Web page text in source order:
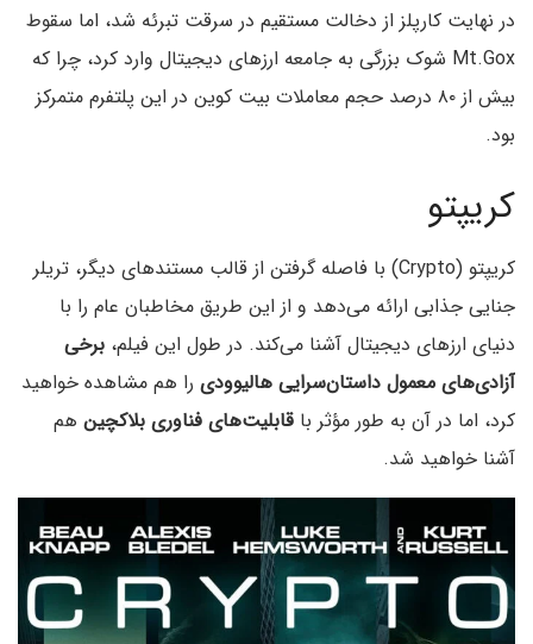
در نهایت کارپلز از دخالت مستقیم در سرقت تبرئه شد، اما سقوط
Mt.Gox شوک بزرگی به جامعه ارزهای دیجیتال وارد کرد، چرا که
بیش از ۸۰ درصد حجم معاملات بیت کوین در این پلتفرم متمرکز
بود.
کریپتو
کریپتو (Crypto) با فاصله گرفتن از قالب مستندهای دیگر، تریلر
جنایی جذابی ارائه می‌دهد و از این طریق مخاطبان عام را با
دنیای ارزهای دیجیتال آشنا می‌کند. در طول این فیلم، برخی
آزادی‌های معمول داستان‌سرایی هالیوودی را هم مشاهده خواهید
کرد، اما در آن به طور مؤثر با قابلیت‌های فناوری بلاکچین هم
آشنا خواهید شد.